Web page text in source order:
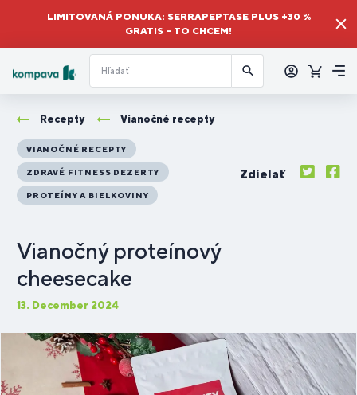
LIMITOVANÁ PONUKA: SERRAPEPTASE PLUS +30 %
GRATIS – TO CHCEM!
sa
Košík
Recepty Vianočné recepty
VIANOČNÉ RECEPTY
ZDRAVÉ FITNESS DEZERTY
PROTEÍNY A BIELKOVINY
Zdielať
Vianočný proteínový
cheesecake
13. December 2024